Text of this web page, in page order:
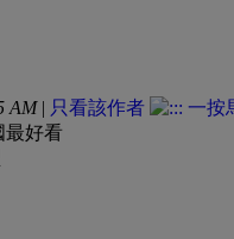
AM| 只看該作者
好看